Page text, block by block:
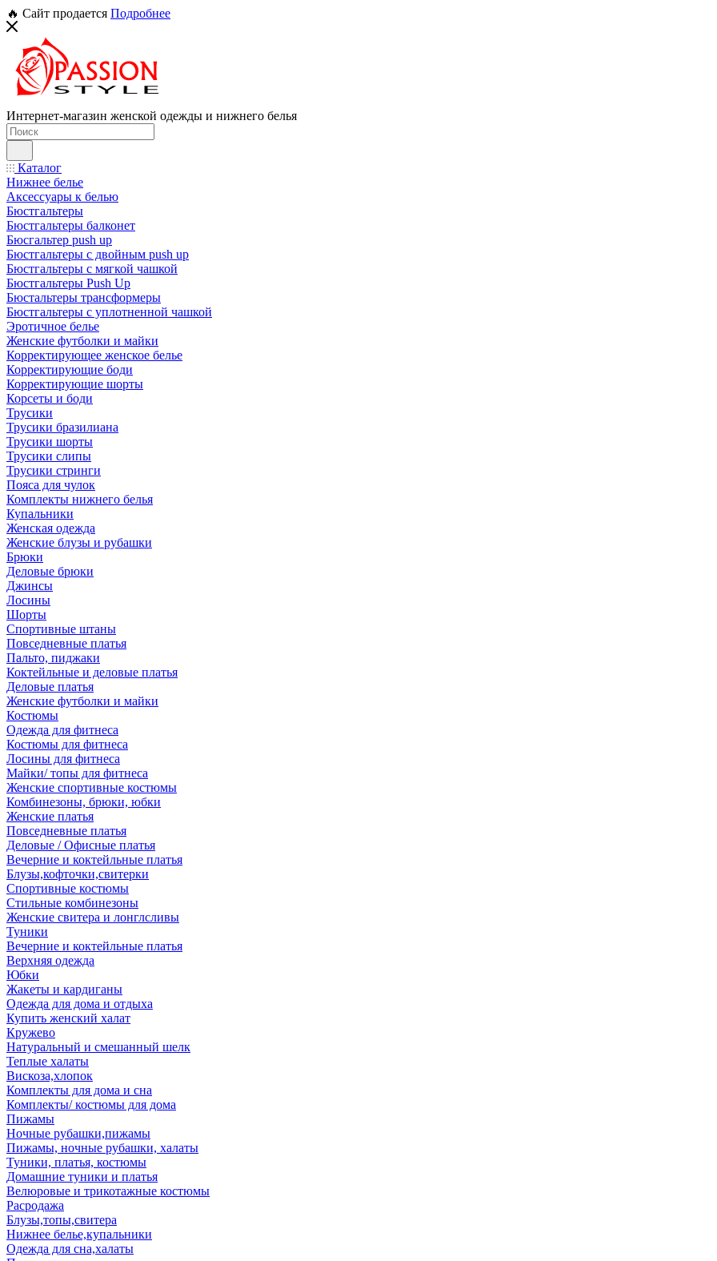
🔥 Сайт продается Подробнее
Интернет-магазин женской одежды и нижнего белья
Каталог
Нижнее белье
Аксессуары к белью
Бюстгальтеры
Бюстгальтеры балконет
Бюсгальтер push up
Бюстгальтеры с двойным push up
Бюстгальтеры с мягкой чашкой
Бюстгальтеры Push Up
Бюстальтеры трансформеры
Бюстгальтеры с уплотненной чашкой
Эротичное белье
Женские футболки и майки
Корректирующее женское белье
Корректирующие боди
Корректирующие шорты
Корсеты и боди
Трусики
Трусики бразилиана
Трусики шорты
Трусики слипы
Трусики стринги
Пояса для чулок
Комплекты нижнего белья
Купальники
Женская одежда
Женские блузы и рубашки
Брюки
Деловые брюки
Джинсы
Лосины
Шорты
Спортивные штаны
Повседневные платья
Пальто, пиджаки
Коктейльные и деловые платья
Деловые платья
Женские футболки и майки
Костюмы
Одежда для фитнеса
Костюмы для фитнеса
Лосины для фитнеса
Майки/ топы для фитнеса
Женские спортивные костюмы
Комбинезоны, брюки, юбки
Женские платья
Повседневные платья
Деловые / Офисные платья
Вечерние и коктейльные платья
Блузы,кофточки,свитерки
Спортивные костюмы
Стильные комбинезоны
Женские свитера и лонглсливы
Туники
Вечерние и коктейльные платья
Верхняя одежда
Юбки
Жакеты и кардиганы
Одежда для дома и отдыха
Купить женский халат
Кружево
Натуральный и смешанный шелк
Теплые халаты
Вискоза,хлопок
Комплекты для дома и сна
Комплекты/ костюмы для дома
Пижамы
Ночные рубашки,пижамы
Пижамы, ночные рубашки, халаты
Туники, платья, костюмы
Домашние туники и платья
Велюровые и трикотажные костюмы
Расродажа
Блузы,топы,свитера
Нижнее белье,купальники
Одежда для сна,халаты